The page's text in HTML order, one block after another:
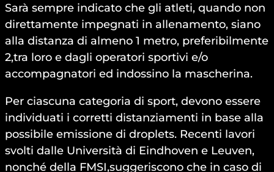
Sarà sempre indicato che gli atleti, quando non
direttamente impegnati in allenamento, siano
alla distanza di almeno 1 metro, preferibilmente
2,tra loro e dagli operatori sportivi e/o
accompagnatori ed indossino la mascherina.
Per ciascuna categoria di sport, devono essere
individuati i corretti distanziamenti in base alla
possibile emissione di droplets. Recenti lavori
svolti dalle Università di Eindhoven e Leuven,
nonché della FMSI,suggeriscono che in caso di